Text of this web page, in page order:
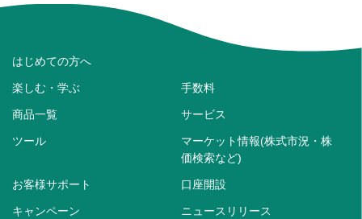
はじめての方へ
楽しむ・学ぶ 手数料
商品一覧 サービス
ツール
マーケット情報(株式市況・株
価検索など)
お客様サポート 口座開設
キャンペーン ニュースリリース